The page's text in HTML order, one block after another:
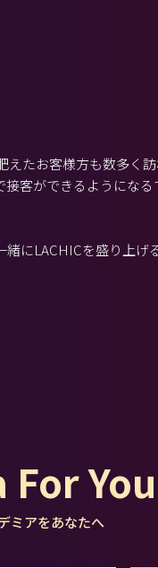
たお客様方も数多く
客ができるようにな
にLACHICを盛り上げ
You
ミアをあなたへ